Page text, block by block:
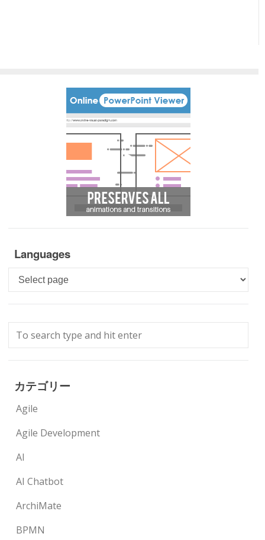
Languages
Languages
カテゴリー
Agile
Agile Development
AI
AI Chatbot
ArchiMate
BPMN